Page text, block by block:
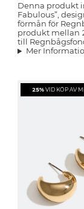
Denna produkt
Fabulous”,
förmån för
produkt mellan
till
Mer
25% VID KÖP AV